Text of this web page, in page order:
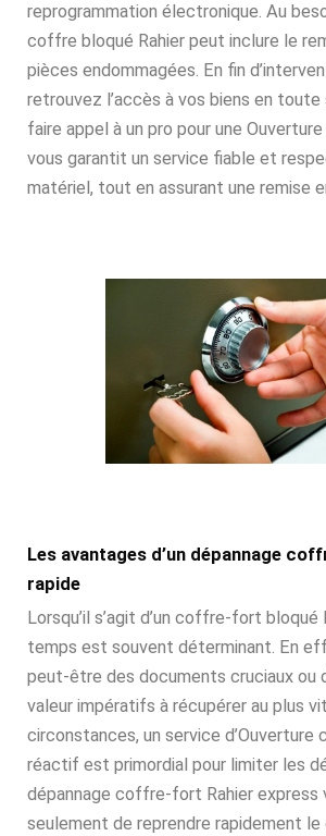
reprogrammation électronique. Au
coffre bloqué Rahier peut inclure le
pièces endommagées. En fin
retrouvez l’accès à vos biens en toute
faire appel à un pro pour une
vous garantit un service fiable et
matériel, tout en assurant une remise
Les avantages d’un dépannage
rapide
Lorsqu’il s’agit d’un coffre-fort
temps est souvent déterminant. En
peut-être des documents cruciaux ou
valeur impératifs à récupérer au plus
circonstances, un service d’Ouverture
réactif est primordial pour limiter les
dépannage coffre-fort Rahier express
seulement de reprendre rapidement le